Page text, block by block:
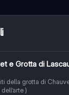
che consente di
e Grotta di
della grotta di
)